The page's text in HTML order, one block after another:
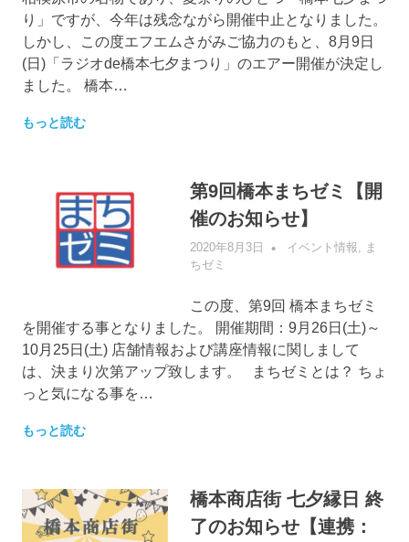
り」ですが、今年は残念ながら開催中止となりました。
しかし、この度エフエムさがみご協力のもと、8月9日
(日)「ラジオde橋本七夕まつり」のエアー開催が決定し
ました。 橋本…
もっと読む
第9回橋本まちゼミ【開
催のお知らせ】
2020年8月3日 管理者
イベント情報
ま
ちゼミ
この度、第9回 橋本まちゼミ
を開催する事となりました。 開催期間：9月26日(土)～
10月25日(土) 店舗情報および講座情報に関しまして
は、決まり次第アップ致します。 まちゼミとは？ ちょ
っと気になる事を…
もっと読む
橋本商店街 七夕縁日 終
了のお知らせ【連携：